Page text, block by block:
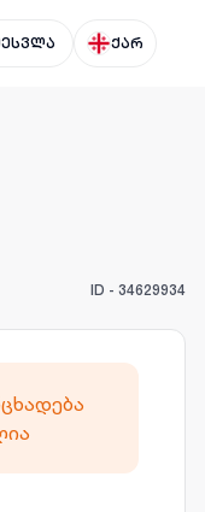
ქარ
ID - 34629934